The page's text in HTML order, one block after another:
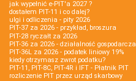
jak wypełnić e-PIT'a 2027 ?
dostałem PIT-11 i co dalej?
ulgi i odliczenia - pity 2026
PIT-37 za 2026 - przykład, broszura
PIT-28 ryczałt za 2026
PIT-36 za 2026 - działalność gospodarcza
PIT-36L za 2026 - podatek liniowy 19%
kiedy otrzymasz zwrot podatku?
PIT-11, PIT-8C, PIT-4R i IFT - Płatnik PIT
rozliczenie PIT przez urząd skarbowy